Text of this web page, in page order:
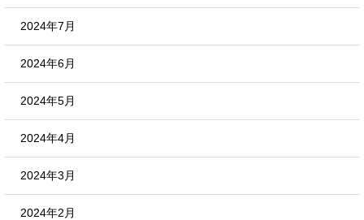
2024年7月
2024年6月
2024年5月
2024年4月
2024年3月
2024年2月